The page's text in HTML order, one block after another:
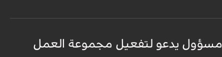
مسؤول يدعو لتفعيل مجموعة العمل